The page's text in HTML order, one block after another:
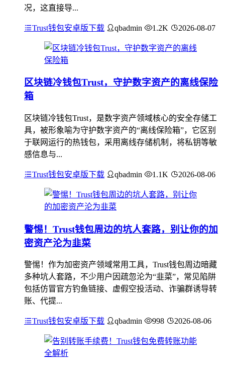
况，这直接导...
Trust钱包安卓版下载 qbadmin 1.2K 2026-08-07
区块链冷钱包Trust，守护数字资产的离线保险
箱
区块链冷钱包Trust，是数字资产领域核心的安全存储工
具，被形象喻为守护数字资产的“离线保险箱”，它区别
于联网运行的热钱包，采用离线存储机制，将私钥等敏
感信息与...
Trust钱包安卓版下载 qbadmin 1.1K 2026-08-06
警惕！Trust钱包周边的坑人套路，别让你的加
密资产沦为韭菜
警惕！作为加密资产领域常用工具，Trust钱包周边暗藏
多种坑人套路，不少用户因疏忽沦为“韭菜”，常见陷阱
包括仿冒官方钓鱼链接、虚假空投活动、诈骗群诱导转
账、代提...
Trust钱包安卓版下载 qbadmin 998 2026-08-06